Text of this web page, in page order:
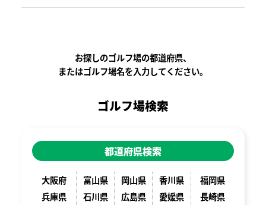
お探しのゴルフ場の都道府県、
またはゴルフ場名を入力してください。
ゴルフ場検索
都道府県検索
大阪府
兵庫県
富山県
石川県
岡山県
広島県
香川県
愛媛県
福岡県
長崎県